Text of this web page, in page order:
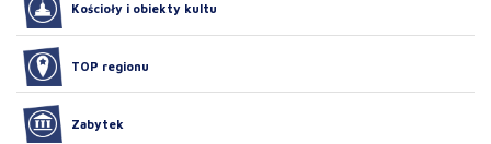
Kościoły i obiekty kultu
TOP regionu
Zabytek